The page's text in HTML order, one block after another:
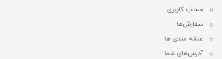
حساب کاربری
سفارش‌ها
علاقه مندی ها
آدرس‌های شما